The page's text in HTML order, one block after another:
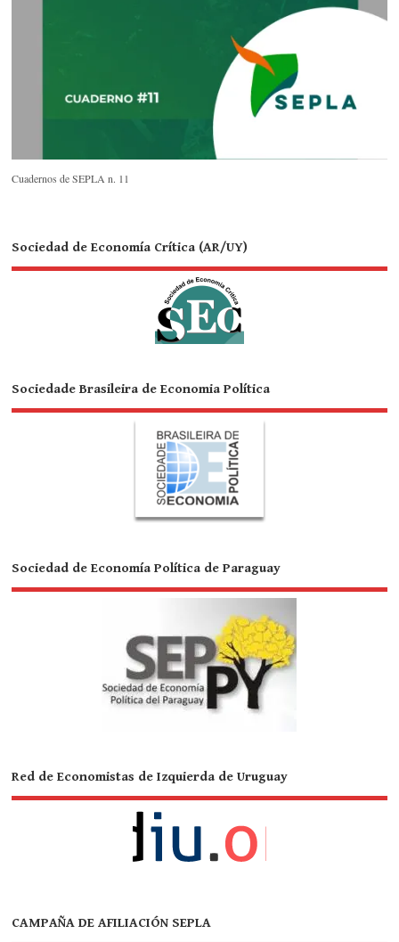
Cuadernos de SEPLA n. 11
Sociedad de Economía Crítica (AR/UY)
Sociedade Brasileira de Economia Política
Sociedad de Economía Política de Paraguay
Red de Economistas de Izquierda de Uruguay
CAMPAÑA DE AFILIACIÓN SEPLA